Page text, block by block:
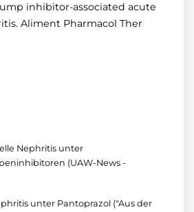
inhibitor-associated acute
Aliment Pharmacol Ther
Nephritis unter
(UAW-News -
unter Pantoprazol ("Aus der